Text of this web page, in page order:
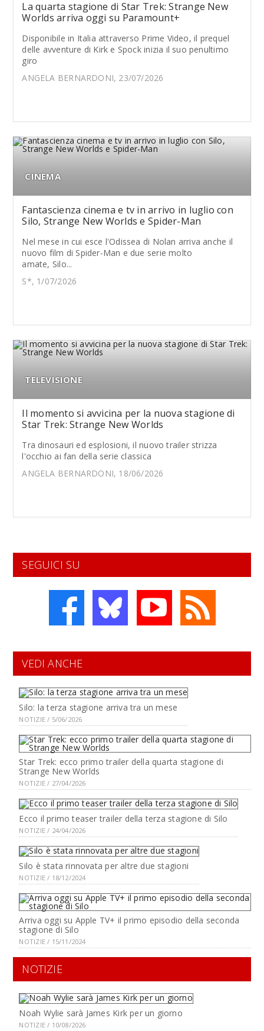
La quarta stagione di Star Trek: Strange New
Worlds arriva oggi su Paramount+
Disponibile in Italia attraverso Prime Video, il prequel
delle avventure di Kirk e Spock inizia il suo penultimo
giro
ANGELA BERNARDONI, 23/07/2026
CINEMA
Fantascienza cinema e tv in arrivo in luglio con
Silo, Strange New Worlds e Spider-Man
Nel mese in cui esce l'Odissea di Nolan arriva anche il
nuovo film di Spider-Man e due serie molto
amate, Silo...
S*, 1/07/2026
TELEVISIONE
Il momento si avvicina per la nuova stagione di
Star Trek: Strange New Worlds
Tra dinosauri ed esplosioni, il nuovo trailer strizza
l'occhio ai fan della serie classica
ANGELA BERNARDONI, 18/06/2026
SEGUICI SU
VEDI ANCHE
Silo: la terza stagione arriva tra un mese
NOTIZIE / 5/06/2026
Star Trek: ecco primo trailer della quarta stagione di
Strange New Worlds
NOTIZIE / 27/04/2026
Ecco il primo teaser trailer della terza stagione di Silo
NOTIZIE / 24/04/2026
Silo è stata rinnovata per altre due stagioni
NOTIZIE / 18/12/2024
Arriva oggi su Apple TV+ il primo episodio della seconda
stagione di Silo
NOTIZIE / 15/11/2024
NOTIZIE
Noah Wylie sarà James Kirk per un giorno
NOTIZIE / 10/08/2026